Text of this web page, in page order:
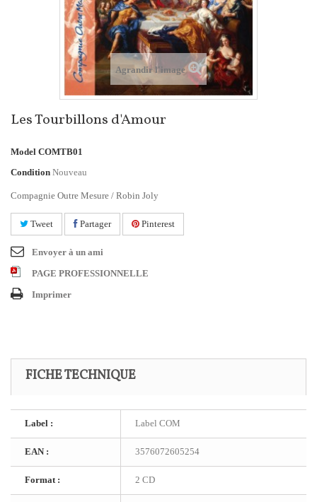
Agrandir l'image
Les Tourbillons d'Amour
Model COMTB01
Condition Nouveau
Compagnie Outre Mesure / Robin Joly
Tweet Partager Pinterest
Envoyer à un ami
PAGE PROFESSIONNELLE
Imprimer
FICHE TECHNIQUE
Label : Label COM
EAN : 3576072605254
Format : 2 CD